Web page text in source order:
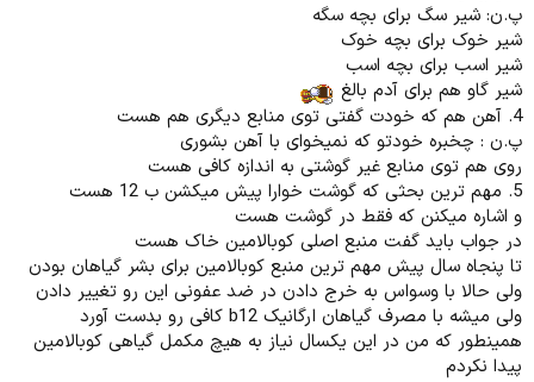
پ.ن: شیر سگ برای بچه سگه
شیر خوک برای بچه خوک
شیر اسب برای بچه اسب
شیر گاو هم برای آدم بالغ
4. آهن هم که خودت گفتی توی منابع دیگری هم هست
پ.ن : چخبره خودتو که نمیخوای با آهن بشوری
روی هم توی منابع غیر گوشتی به اندازه کافی هست
5. مهم ترین بحثی که گوشت خوارا پیش میکشن ب 12 هست
و اشاره میکنن که فقط در گوشت هست
در جواب باید گفت منبع اصلی کوبالامین خاک هست
تا پنجاه سال پیش مهم ترین منبع کوبالامین برای بشر گیاهان بودن
ولی حالا با وسواس به خرج دادن در ضد عفونی این رو تغییر دادن
ولی میشه با مصرف گیاهان ارگانیک b12 کافی رو بدست آورد
همینطور که من در این یکسال نیاز به هیچ مکمل گیاهی کوبالامین
پیدا نکردم